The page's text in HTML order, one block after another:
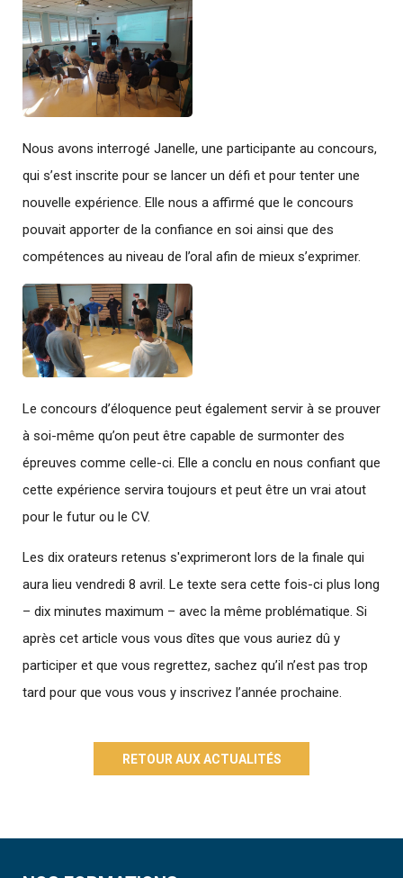
Nous avons interrogé Janelle, une participante au concours,
qui s’est inscrite pour se lancer un défi et pour tenter une
nouvelle expérience. Elle nous a affirmé que le concours
pouvait apporter de la confiance en soi ainsi que des
compétences au niveau de l’oral afin de mieux s’exprimer.
Le concours d’éloquence peut également servir à se prouver
à soi-même qu’on peut être capable de surmonter des
épreuves comme celle-ci. Elle a conclu en nous confiant que
cette expérience servira toujours et peut être un vrai atout
pour le futur ou le CV.
Les dix orateurs retenus s'exprimeront lors de la finale qui
aura lieu vendredi 8 avril. Le texte sera cette fois-ci plus long
– dix minutes maximum – avec la même problématique. Si
après cet article vous vous dîtes que vous auriez dû y
participer et que vous regrettez, sachez qu’il n’est pas trop
tard pour que vous vous y inscrivez l’année prochaine.
RETOUR AUX ACTUALITÉS